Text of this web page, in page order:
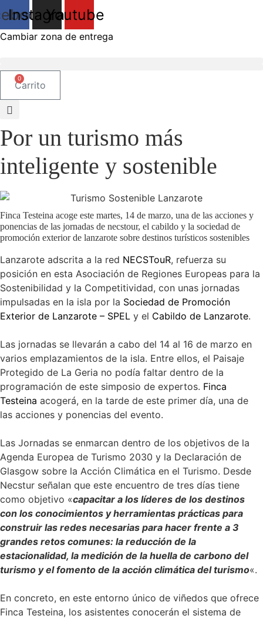
al
contenido
Instagram
Youtube
Cambiar zona de entrega
0
Carrito
Por un turismo más
inteligente y sostenible
Finca Testeina acoge este martes, 14 de marzo, una de las acciones y
ponencias de las jornadas de necstour, el cabildo y la sociedad de
promoción exterior de lanzarote sobre destinos turísticos sostenibles
Lanzarote adscrita a la red NECSTouR, refuerza su
posición en esta Asociación de Regiones Europeas para la
Sostenibilidad y la Competitividad, con unas jornadas
impulsadas en la isla por la Sociedad de Promoción
Exterior de Lanzarote – SPEL y el Cabildo de Lanzarote.
Las jornadas se llevarán a cabo del 14 al 16 de marzo en
varios emplazamientos de la isla. Entre ellos, el Paisaje
Protegido de La Geria no podía faltar dentro de la
programación de este simposio de expertos. Finca
Testeina acogerá, en la tarde de este primer día, una de
las acciones y ponencias del evento.
Las Jornadas se enmarcan dentro de los objetivos de la
Agenda Europea de Turismo 2030 y la Declaración de
Glasgow sobre la Acción Climática en el Turismo. Desde
Necstur señalan que este encuentro de tres días tiene
como objetivo «capacitar a los líderes de los destinos
con los conocimientos y herramientas prácticas para
construir las redes necesarias para hacer frente a 3
grandes retos comunes: la reducción de la
estacionalidad, la medición de la huella de carbono del
turismo y el fomento de la acción climática del turismo«.
En concreto, en este entorno único de viñedos que ofrece
Finca Testeina, los asistentes conocerán el sistema de